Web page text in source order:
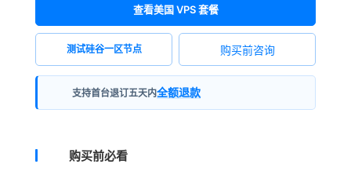
查看美国 VPS 套餐
测试硅谷一区节点 购买前咨询
支持首台退订五天内全额退款
购买前必看